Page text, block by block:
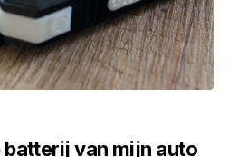
batterij van mijn auto